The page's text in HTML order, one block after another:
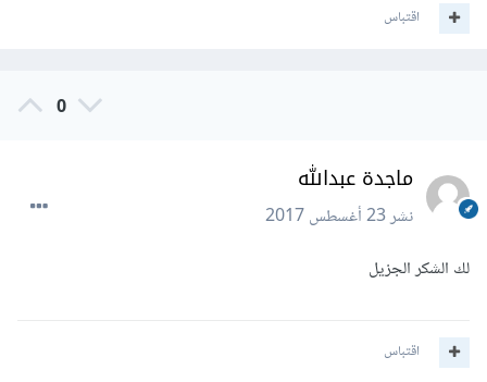
اقتباس
0
ماجدة عبدالله
نشر23 أغسطس 2017
لك الشكر الجزيل
اقتباس